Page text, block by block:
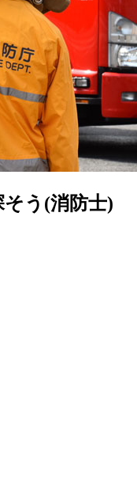
う(消防士)